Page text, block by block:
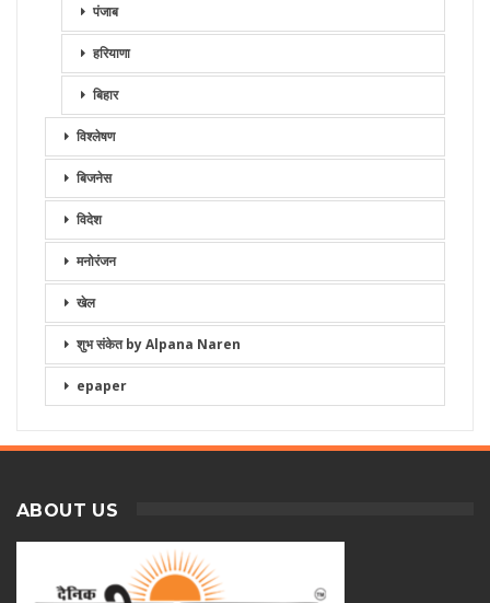
पंजाब
हरियाणा
बिहार
विश्लेषण
बिजनेस
विदेश
मनोरंजन
खेल
शुभ संकेत by Alpana Naren
epaper
ABOUT US